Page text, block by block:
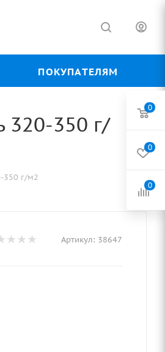
ПОКУПАТЕЛЯМ
320-350 г/
350 г/м2
Артикул: 38647
0
0
0